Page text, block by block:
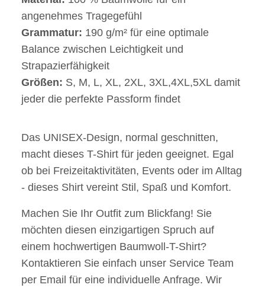
angenehmes Tragegefühl
Grammatur: 190 g/m² für eine optimale
Balance zwischen Leichtigkeit und
Strapazierfähigkeit
Größen: S, M, L, XL, 2XL, 3XL,4XL,5XL damit
jeder die perfekte Passform findet
Das UNISEX-Design, normal geschnitten,
macht dieses T-Shirt für jeden geeignet. Egal
ob bei Freizeitaktivitäten, Events oder im Alltag
- dieses Shirt vereint Stil, Spaß und Komfort.
Machen Sie Ihr Outfit zum Blickfang! Sie
möchten diesen einzigartigen Spruch auf
einem hochwertigen Baumwoll-T-Shirt?
Kontaktieren Sie einfach unser Service Team
per Email für eine individuelle Anfrage. Wir